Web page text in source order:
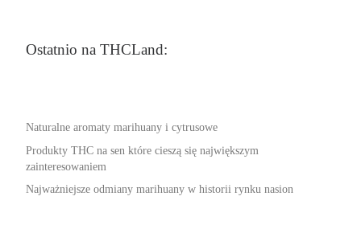
Ostatnio na THCLand:
Naturalne aromaty marihuany i cytrusowe
Produkty THC na sen które cieszą się największym
zainteresowaniem
Najważniejsze odmiany marihuany w historii rynku nasion